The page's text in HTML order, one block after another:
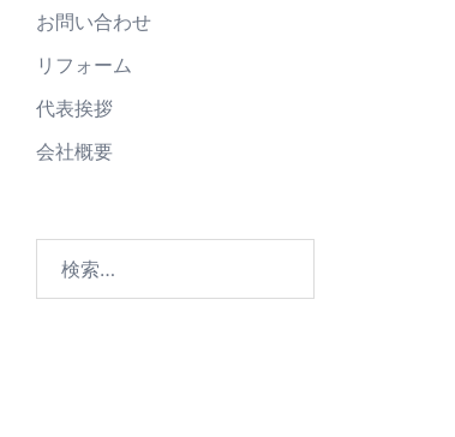
お問い合わせ
リフォーム
代表挨拶
会社概要